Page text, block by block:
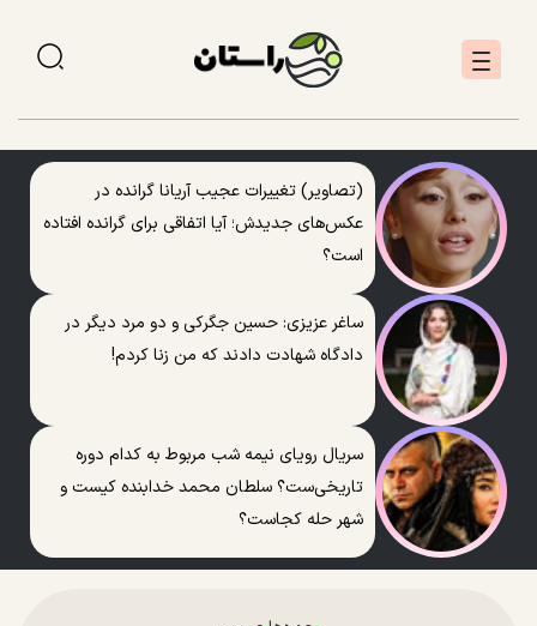
(تصاویر) تغییرات عجیب آریانا گرانده در
عکس‌های جدیدش؛ آیا اتفاقی برای گرانده افتاده
است؟
ساغر عزیزی: حسین جگرکی و دو مرد دیگر در
دادگاه شهادت دادند که من زنا کردم!
سریال رویای نیمه شب مربوط به کدام دوره
تاریخی‌ست؟ سلطان محمد خدابنده کیست و
شهر حله کجاست؟